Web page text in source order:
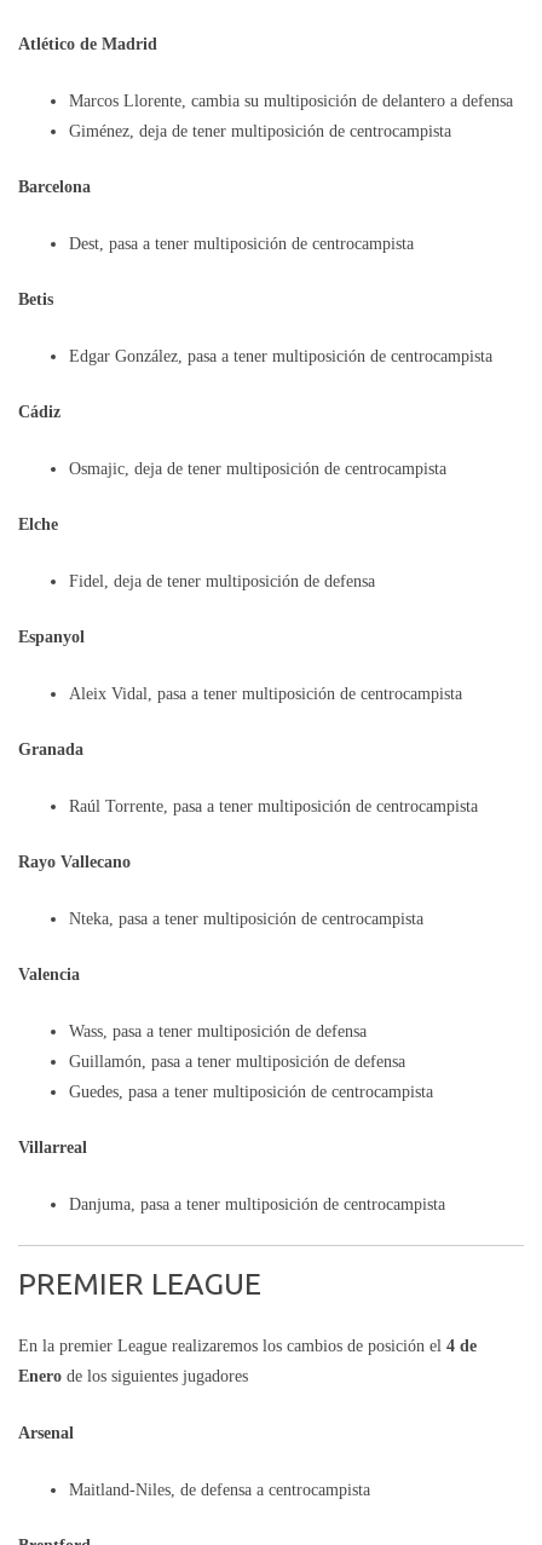
Atlético de Madrid
Marcos Llorente, cambia su multiposición de delantero a defensa
Giménez, deja de tener multiposición de centrocampista
Barcelona
Dest, pasa a tener multiposición de centrocampista
Betis
Edgar González, pasa a tener multiposición de centrocampista
Cádiz
Osmajic, deja de tener multiposición de centrocampista
Elche
Fidel, deja de tener multiposición de defensa
Espanyol
Aleix Vidal, pasa a tener multiposición de centrocampista
Granada
Raúl Torrente, pasa a tener multiposición de centrocampista
Rayo Vallecano
Nteka, pasa a tener multiposición de centrocampista
Valencia
Wass, pasa a tener multiposición de defensa
Guillamón, pasa a tener multiposición de defensa
Guedes, pasa a tener multiposición de centrocampista
Villarreal
Danjuma, pasa a tener multiposición de centrocampista
PREMIER LEAGUE
En la premier League realizaremos los cambios de posición el 4 de
Enero de los siguientes jugadores
Arsenal
Maitland-Niles, de defensa a centrocampista